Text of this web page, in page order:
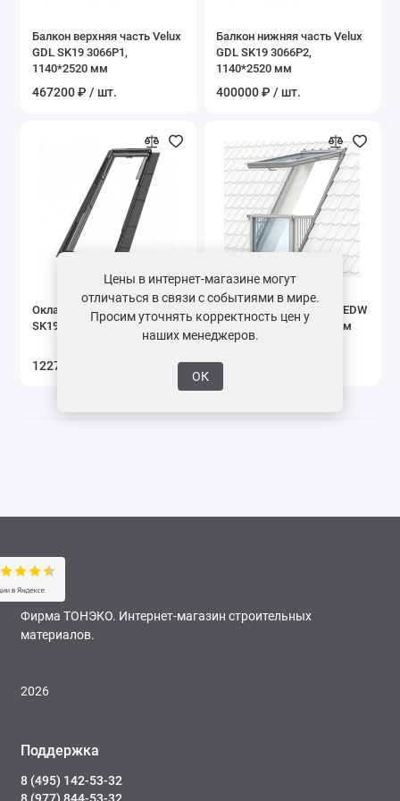
Балкон верхняя часть Velux
GDL SK19 3066P1,
1140*2520 мм
467200 ₽ / шт.
Балкон нижняя часть Velux
GDL SK19 3066P2,
1140*2520 мм
400000 ₽ / шт.
Оклад VELUX PREMIUM EDS
SK19 2000, 1140*2520 мм
122760 ₽ / шт.
Оклад VELUX PREMIUM EDW
SK19 2000, 1140*2520 мм
122700 ₽ / шт.
Фирма ТОНЭКО. Интернет-магазин строительных
материалов.
2026
Поддержка
8 (495) 142-53-32
Цены в интернет-магазине могут
отличаться в связи с событиями в мире.
Просим уточнять корректность цен у
наших менеджеров.
ОК